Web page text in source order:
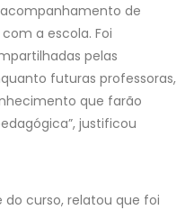
de
a escola. Foi
pelas
futuras professoras,
que farão
justificou
do curso, relatou que foi